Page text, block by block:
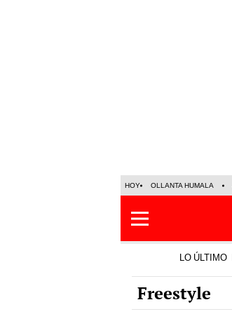
HOY OLLANTA HUMALA
LO ÚLTIMO
Freestyle